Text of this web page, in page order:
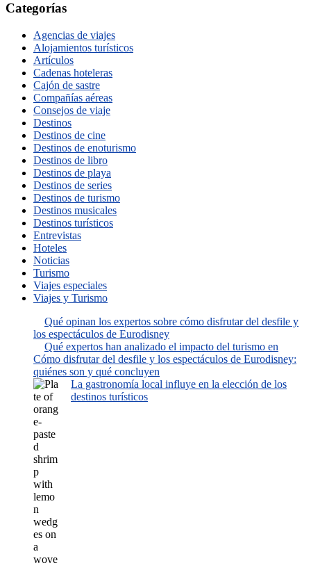
Categorías
Agencias de viajes
Alojamientos turísticos
Artículos
Cadenas hoteleras
Cajón de sastre
Compañías aéreas
Consejos de viaje
Destinos
Destinos de cine
Destinos de enoturismo
Destinos de libro
Destinos de playa
Destinos de series
Destinos de turismo
Destinos musicales
Destinos turísticos
Entrevistas
Hoteles
Noticias
Turismo
Viajes especiales
Viajes y Turismo
Qué opinan los expertos sobre cómo disfrutar del desfile y
los espectáculos de Eurodisney
Qué expertos han analizado el impacto del turismo en
Cómo disfrutar del desfile y los espectáculos de Eurodisney:
quiénes son y qué concluyen
La gastronomía local influye en la elección de los
destinos turísticos